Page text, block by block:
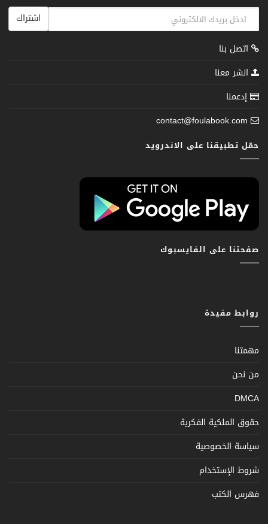
اشتراك
اتصل بنا
انشر معنا
إدعمنا
contact@foulabook.com
حمّل تطبيقنا على الاندرويد
صفحتنا على الفايسبوك
روابط مفيدة
مهمتنا
من نحن
DMCA
حقوق الملكية الفكرية
سياسة الخصوصية
شروط الإستخدام
فهرس الكتب